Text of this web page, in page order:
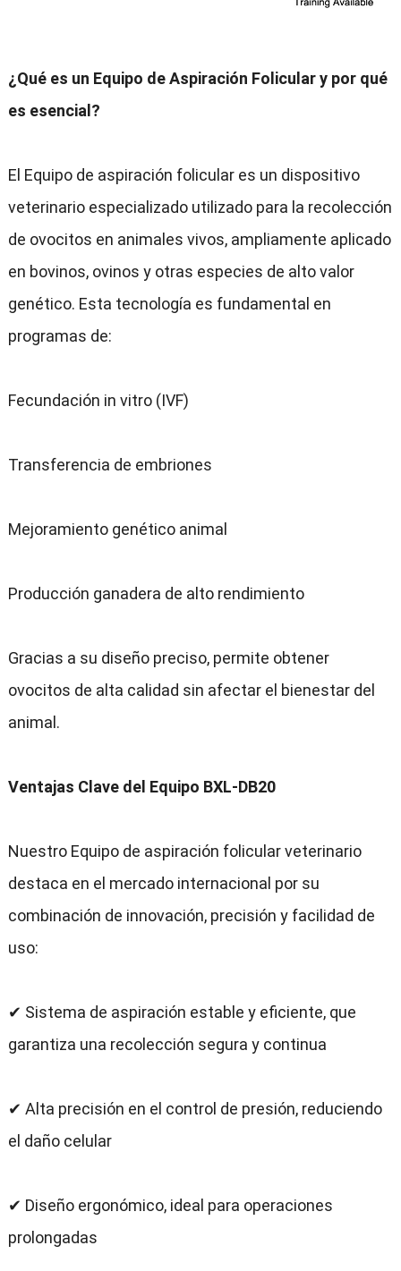
¿Qué es un Equipo de Aspiración Folicular y por qué
es esencial?
El Equipo de aspiración folicular es un dispositivo
veterinario especializado utilizado para la recolección
de ovocitos en animales vivos, ampliamente aplicado
en bovinos, ovinos y otras especies de alto valor
genético. Esta tecnología es fundamental en
programas de:
Fecundación in vitro (IVF)
Transferencia de embriones
Mejoramiento genético animal
Producción ganadera de alto rendimiento
Gracias a su diseño preciso, permite obtener
ovocitos de alta calidad sin afectar el bienestar del
animal.
Ventajas Clave del Equipo BXL-DB20
Nuestro Equipo de aspiración folicular veterinario
destaca en el mercado internacional por su
combinación de innovación, precisión y facilidad de
uso:
✔ Sistema de aspiración estable y eficiente, que
garantiza una recolección segura y continua
✔ Alta precisión en el control de presión, reduciendo
el daño celular
✔ Diseño ergonómico, ideal para operaciones
prolongadas